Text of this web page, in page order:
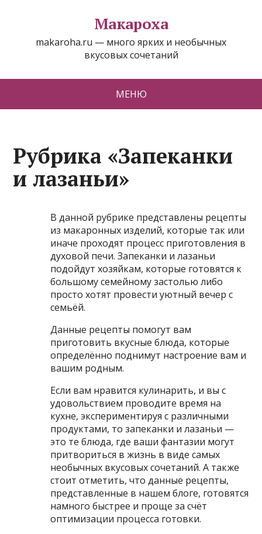
Макароха
makaroha.ru — много ярких и необычных
вкусовых сочетаний
МЕНЮ
Рубрика «Запеканки
и лазаньи»
В данной рубрике представлены рецепты
из макаронных изделий, которые так или
иначе проходят процесс приготовления в
духовой печи. Запеканки и лазаньи
подойдут хозяйкам, которые готовятся к
большому семейному застолью либо
просто хотят провести уютный вечер с
семьёй.
Данные рецепты помогут вам
приготовить вкусные блюда, которые
определённо поднимут настроение вам и
вашим родным.
Если вам нравится кулинарить, и вы с
удовольствием проводите время на
кухне, экспериментируя с различными
продуктами, то запеканки и лазаньи —
это те блюда, где ваши фантазии могут
притвориться в жизнь в виде самых
необычных вкусовых сочетаний. А также
стоит отметить, что данные рецепты,
представленные в нашем блоге, готовятся
намного быстрее и проще за счёт
оптимизации процесса готовки.